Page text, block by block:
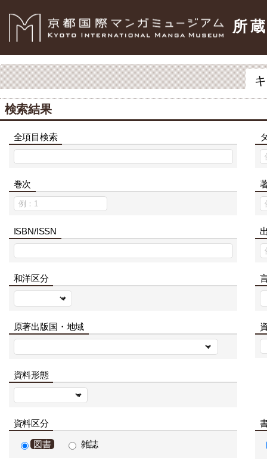
所
検索結果
全項目検索
巻次
ISBN/ISSN
和洋区分
原著出版国・地域
資料形態
資料区分
図書 雑誌